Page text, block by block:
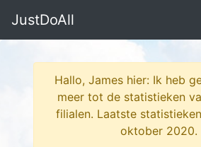
JustDoAll
Hallo, James hier: Ik heb
meer tot de statistieken
filialen. Laatste
oktober 2020.